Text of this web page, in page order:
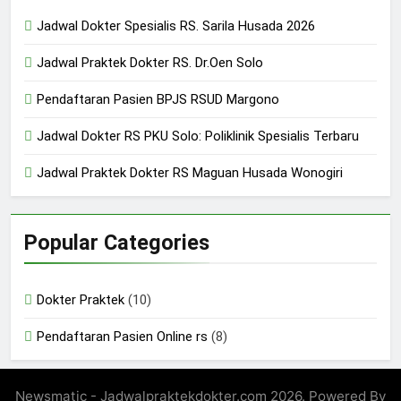
Jadwal Dokter Spesialis RS. Sarila Husada 2026
Jadwal Praktek Dokter RS. Dr.Oen Solo
Pendaftaran Pasien BPJS RSUD Margono
Jadwal Dokter RS PKU Solo: Poliklinik Spesialis Terbaru
Jadwal Praktek Dokter RS Maguan Husada Wonogiri
Popular Categories
Dokter Praktek (10)
Pendaftaran Pasien Online rs (8)
Newsmatic - Jadwalpraktekdokter.com 2026. Powered By